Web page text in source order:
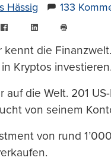
Hässig 133
FacebookLinkedIn
drucken
kennt die
Kryptos investieren.
auf die Welt. 201
von seinem
von rund